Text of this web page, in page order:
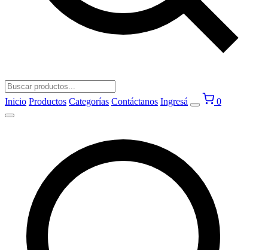
Inicio Productos Categorías Contáctanos Ingresá 0